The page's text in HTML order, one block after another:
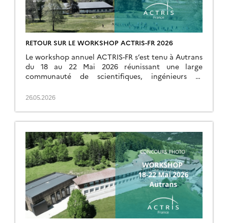
RETOUR SUR LE WORKSHOP ACTRIS-FR 2026
Le workshop annuel ACTRIS-FR s’est tenu à Autrans
du 18 au 22 Mai 2026 réunissant une large
communauté de scientifiques, ingénieurs et
recherche. Des représentants […]
26.05.2026